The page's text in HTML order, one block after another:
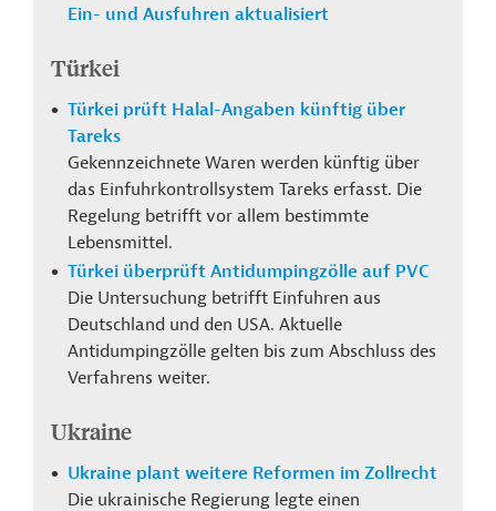
Ein- und Ausfuhren aktualisiert
Türkei
Türkei prüft Halal-Angaben künftig über
Tareks
Gekennzeichnete Waren werden künftig über
das Einfuhrkontrollsystem Tareks erfasst. Die
Regelung betrifft vor allem bestimmte
Lebensmittel.
Türkei überprüft Antidumpingzölle auf PVC
Die Untersuchung betrifft Einfuhren aus
Deutschland und den USA. Aktuelle
Antidumpingzölle gelten bis zum Abschluss des
Verfahrens weiter.
Ukraine
Ukraine plant weitere Reformen im Zollrecht
Die ukrainische Regierung legte einen